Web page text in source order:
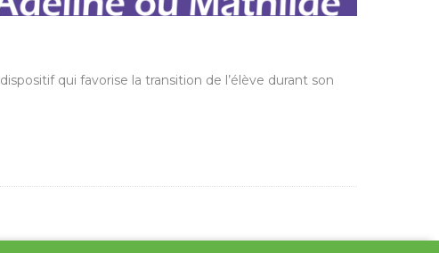
qui favorise la transition de l’élève durant son